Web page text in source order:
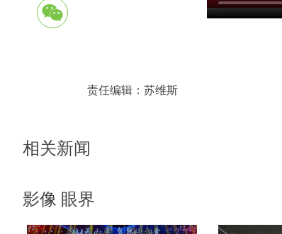
责任编辑： 苏维斯
相关新闻
影像 眼界